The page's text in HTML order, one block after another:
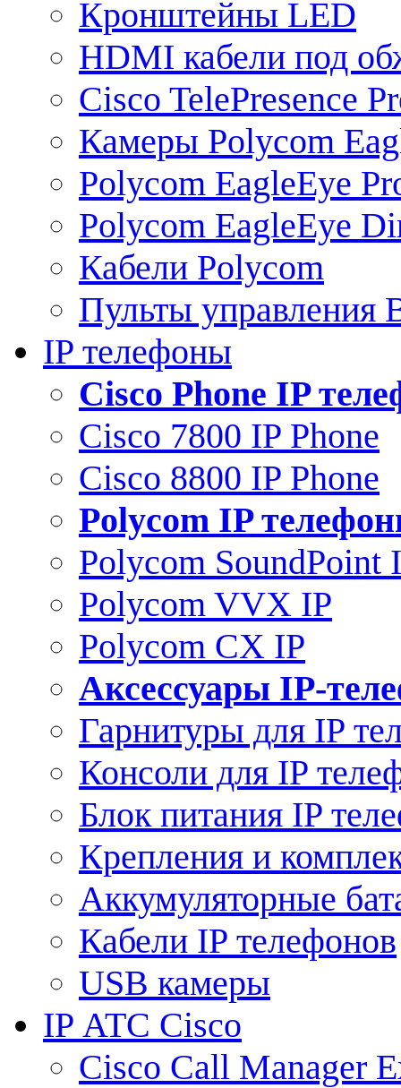
Кронштейны LED
HDMI кабели под
Cisco TelePresence
Камеры Polycom
Polycom EagleEye
Polycom EagleEye
Кабели Polycom
Пульты управления
IP телефоны
Сisco Phone IP
Cisco 7800 IP Phone
Cisco 8800 IP Phone
Polycom IP
Polycom SoundPoint
Polycom VVX IP
Polycom CX IP
Аксессуары IP-
Гарнитуры для IP
Консоли для IP
Блок питания IP
Крепления и
Аккумуляторные
Кабели IP телефонов
USB камеры
IP АТС Cisco
Cisco Call Manager